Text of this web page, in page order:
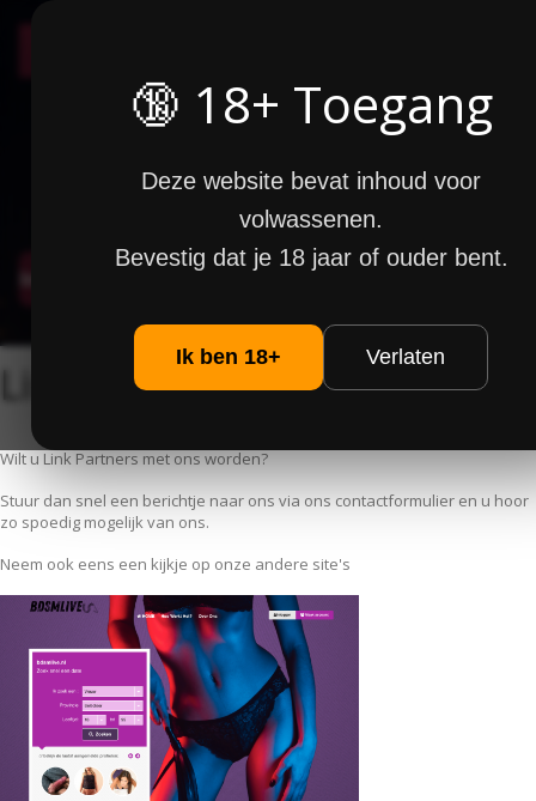
🔞 18+ Toegang
Deze website bevat inhoud voor
volwassenen.
Bevestig dat je 18 jaar of ouder bent.
Ik ben 18+ Verlaten
Maak account
Link Partners
Wilt u Link Partners met ons worden?
Stuur dan snel een berichtje naar ons via ons contactformulier en u hoor
zo spoedig mogelijk van ons.
Neem ook eens een kijkje op onze andere site's